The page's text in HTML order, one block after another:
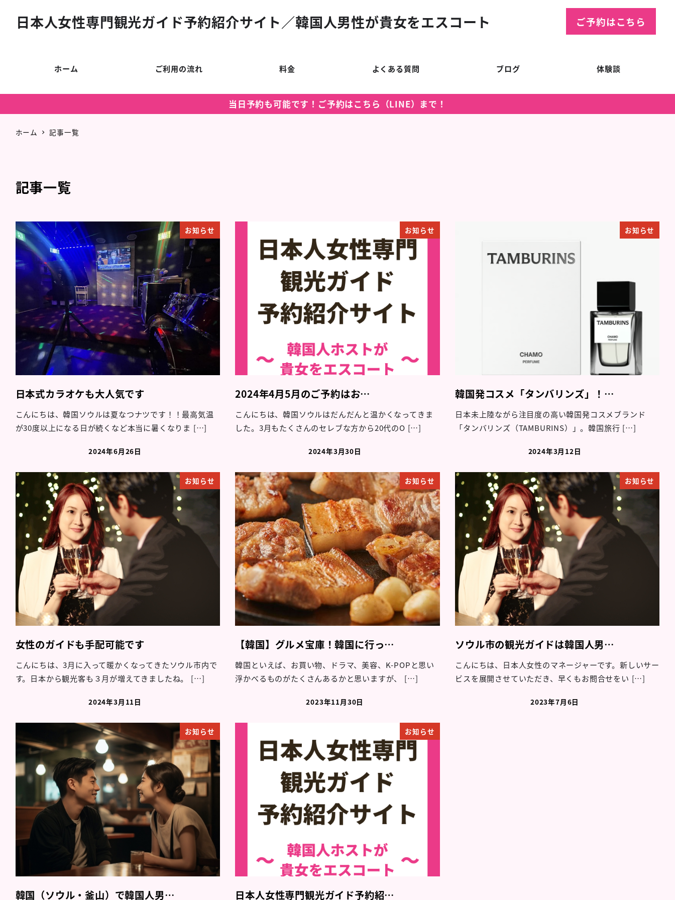
日本人女性専門観光ガイド予約紹介サイト／韓国人男性が貴女をエスコート ご予約はこちら
ホーム ご利用の流れ 料金 よくある質問 ブログ 体験談
当日予約も可能です！ご予約はこちら（LINE）まで！
ホーム 記事一覧
記事一覧
お知らせ
日本式カラオケも大人気です
こんにちは、韓国ソウルは夏なつナツです！！最高気温
が30度以上になる日が続くなど本当に暑くなりま […]
2024年6月26日
お知らせ
2024年4月5月のご予約はお…
こんにちは、韓国ソウルはだんだんと温かくなってきま
した。3月もたくさんのセレブな方から20代のO […]
2024年3月30日
お知らせ
韓国発コスメ「タンバリンズ」！…
日本未上陸ながら注目度の高い韓国発コスメブランド
「タンバリンズ（TAMBURINS）」。韓国旅行 […]
2024年3月12日
お知らせ
女性のガイドも手配可能です
こんにちは、3月に入って暖かくなってきたソウル市内で
す。日本から観光客も３月が増えてきましたね。 […]
2024年3月11日
お知らせ
【韓国】グルメ宝庫！韓国に行っ…
韓国といえば、お買い物、ドラマ、美容、K-POPと思い
浮かべるものがたくさんあるかと思いますが、 […]
2023年11月30日
お知らせ
ソウル市の観光ガイドは韓国人男…
こんにちは、日本人女性のマネージャーです。新しいサー
ビスを展開させていただき、早くもお問合せをい […]
2023年7月6日
お知らせ
韓国（ソウル・釜山）で韓国人男…
お知らせ
日本人女性専門観光ガイド予約紹…